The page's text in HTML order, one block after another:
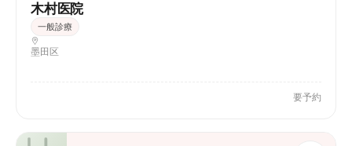
木村医院
一般診療
墨田区
要予約